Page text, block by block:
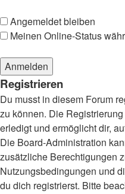
Angemeldet bleiben
Meinen Online-Status
Registrieren
Du musst in diesem Forum
zu können. Die
erledigt und ermöglicht dir,
Die Board-Administration
zusätzliche Berechtigungen
Nutzungsbedingungen und
du dich registrierst. Bitte